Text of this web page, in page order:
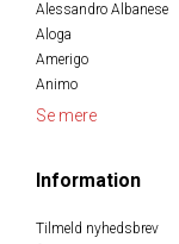
Alessandro Albanese
Aloga
Amerigo
Animo
Se mere
Information
Tilmeld nyhedsbrev